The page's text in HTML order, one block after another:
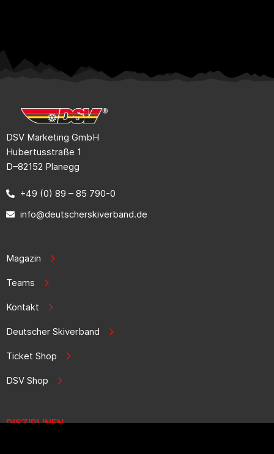
DSV Marketing GmbH
Hubertusstraße 1
D–82152 Planegg
+49 (0) 89 – 85 790-0
info@deutscherskiverband.de
Magazin
Teams
Kontakt
Deutscher Skiverband
Ticket Shop
DSV Shop
DISZIPLINEN